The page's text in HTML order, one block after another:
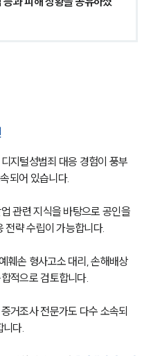
지털성범죄 대응 경험이 풍부
되어 있습니다.
관련 지식을 바탕으로 공인을
전략 수립이 가능합니다.
훼손 형사고소 대리, 손해배상
적으로 검토합니다.
거조사 전문가도 다수 소속되
다.